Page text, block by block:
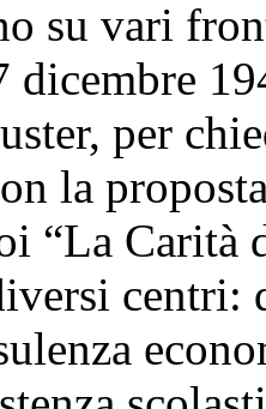
su vari
dicembre
per
la
“La Carità
centri: